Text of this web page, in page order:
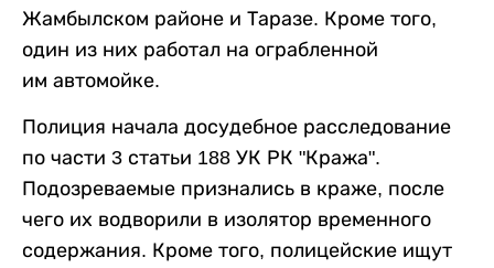
Жамбылском районе и Таразе. Кроме того,
один из них работал на ограбленной
им автомойке.
Полиция начала досудебное расследование
по части 3 статьи 188 УК РК "Кража".
Подозреваемые признались в краже, после
чего их водворили в изолятор временного
содержания. Кроме того, полицейские ищут